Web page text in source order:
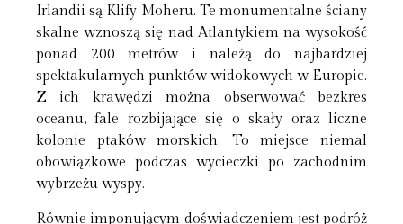
Irlandii są Klify Moheru. Te monumentalne ściany
skalne wznoszą się nad Atlantykiem na wysokość
ponad 200 metrów i należą do najbardziej
spektakularnych punktów widokowych w Europie.
Z ich krawędzi można obserwować bezkres
oceanu, fale rozbijające się o skały oraz liczne
kolonie ptaków morskich. To miejsce niemal
obowiązkowe podczas wycieczki po zachodnim
wybrzeżu wyspy.
Równie imponującym doświadczeniem jest podróż